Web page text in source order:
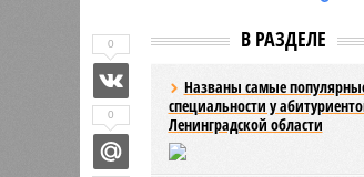
В РАЗДЕЛЕ
Названы самые
специальности у
Ленинградской области
0
0